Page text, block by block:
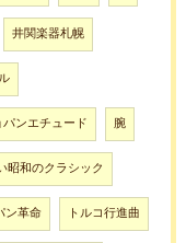
井関楽器札幌
パンエチュード 腕
昭和のクラシック
ン革命 トルコ行進曲